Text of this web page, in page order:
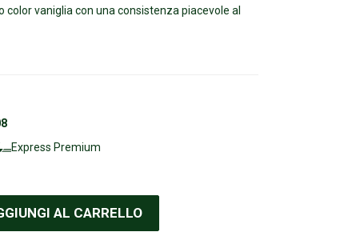
vaniglia con una consistenza piacevole al
Express Premium
AL CARRELLO